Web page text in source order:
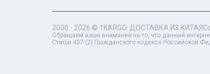
2000 - 2026 © 1KARGO . ДОСТАВКА ИЗ КИТАЯ
Обращаем ваше внимание на то, что данный
Статьи 437 (2) Гражданского кодекса Российской